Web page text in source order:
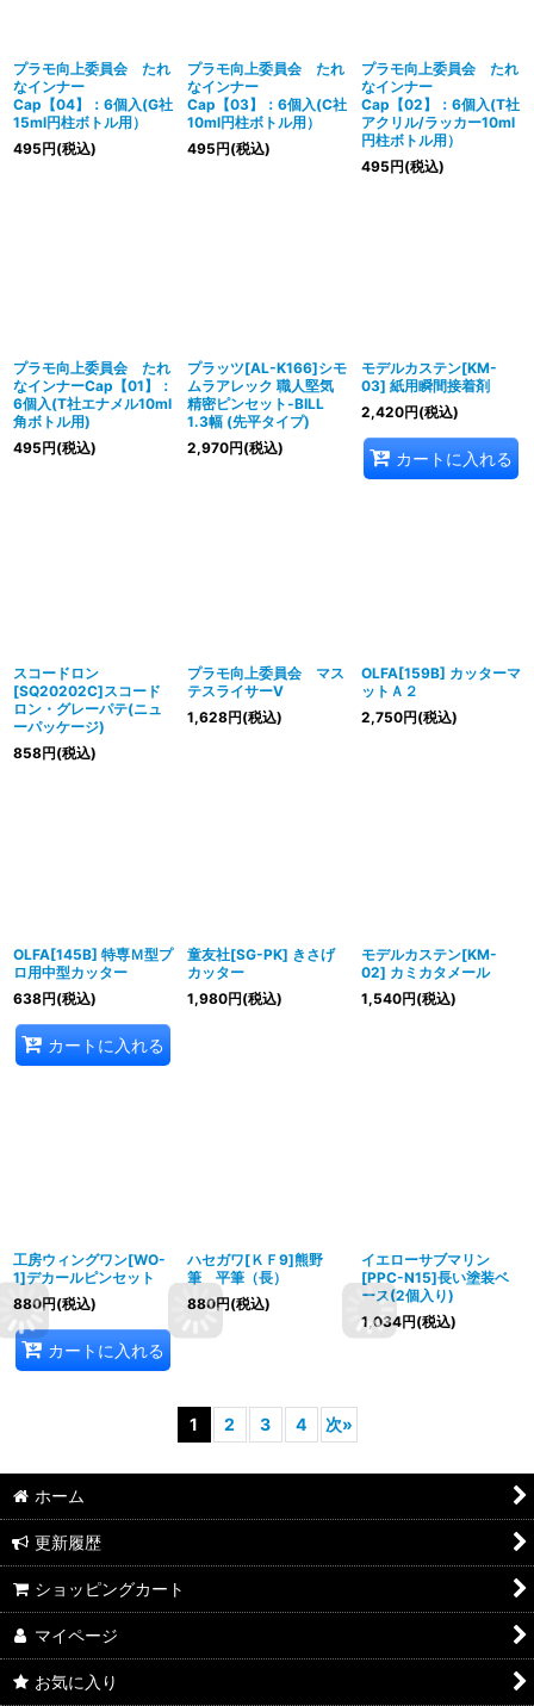
プラモ向上委員会 たれ
なインナー
Cap【04】：6個入(G社
15ml円柱ボトル用）
495円(税込)
プラモ向上委員会 たれ
なインナー
Cap【03】：6個入(C社
10ml円柱ボトル用）
495円(税込)
プラモ向上委員会 たれ
なインナー
Cap【02】：6個入(T社
アクリル/ラッカー10ml
円柱ボトル用）
495円(税込)
プラモ向上委員会 たれ
なインナーCap【01】：
6個入(T社エナメル10ml
角ボトル用)
495円(税込)
プラッツ[AL-K166]シモ
ムラアレック 職人堅気
精密ピンセット-BILL
1.3幅 (先平タイプ)
2,970円(税込)
モデルカステン[KM-
03] 紙用瞬間接着剤
2,420円(税込)
カートに入れる
スコードロン
[SQ20202C]スコード
ロン・グレーパテ(ニュ
ーパッケージ)
858円(税込)
プラモ向上委員会 マス
テスライサーV
1,628円(税込)
OLFA[159B] カッターマ
ットＡ２
2,750円(税込)
OLFA[145B] 特専Ｍ型プ
ロ用中型カッター
638円(税込)
カートに入れる
童友社[SG-PK] きさげ
カッター
1,980円(税込)
モデルカステン[KM-
02] カミカタメール
1,540円(税込)
工房ウィングワン[WO-
1]デカールピンセット
880円(税込)
カートに入れる
ハセガワ[ＫＦ9]熊野
筆 平筆（長）
880円(税込)
イエローサブマリン
[PPC-N15]長い塗装ベ
ース(2個入り)
1,034円(税込)
1 2 3 4 次»
ホーム
更新履歴
ショッピングカート
マイページ
お気に入り